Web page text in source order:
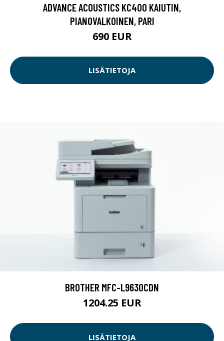
ADVANCE ACOUSTICS KC400 KAIUTIN,
PIANOVALKOINEN, PARI
690 EUR
LISÄTIETOJA
BROTHER MFC-L9630CDN
1204.25 EUR
LISÄTIETOJA